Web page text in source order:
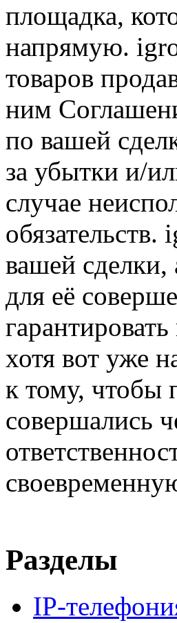
площадка,
напрямую.
товаров
ним
по вашей
за убытки и/
случае
вашей сделки,
для её
хотя вот уже
к тому, чтобы
совершались
Разделы
IP-